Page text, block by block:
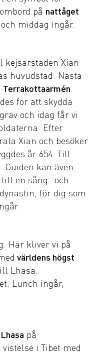
på nattåget
middag ingår.
kejsarstaden Xian
huvudstad. Nästa
Terrakottaarmén
för att skydda
och idag får vi
Efter
Xian och besöker
år 654. Till
kan även
en sång- och
för dig som
Här kliver vi på
världens högst
Lhasa.
Lunch ingår,
Lhasa på
i Tibet med